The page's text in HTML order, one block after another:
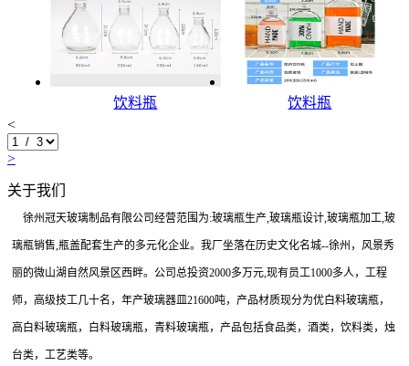
饮料瓶 饮料瓶
<
>
关于我们
徐州冠天玻璃制品有限公司经营范围为:玻璃瓶生产,玻璃瓶设计,玻璃瓶加工,玻
璃瓶销售,瓶盖配套生产的多元化企业。我厂坐落在历史文化名城--徐州，风景秀
丽的微山湖自然风景区西畔。公司总投资2000多万元,现有员工1000多人，工程
师，高级技工几十名，年产玻璃器皿21600吨，产品材质现分为优白料玻璃瓶，
高白料玻璃瓶，白料玻璃瓶，青料玻璃瓶，产品包括食品类，酒类，饮料类，烛
台类，工艺类等。